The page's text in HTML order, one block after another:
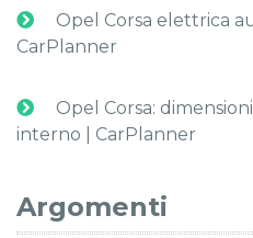
Opel Corsa elettrica
CarPlanner
Opel Corsa:
interno | CarPlanner
Argomenti